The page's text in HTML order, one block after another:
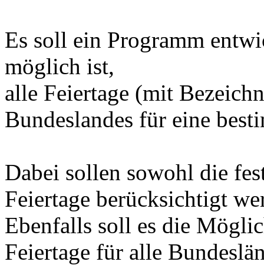
Es soll ein Programm
möglich ist,
alle Feiertage (mit
Bundeslandes für eine
Dabei sollen sowohl die
Feiertage berücksichtigt
Ebenfalls soll es die
Feiertage für alle